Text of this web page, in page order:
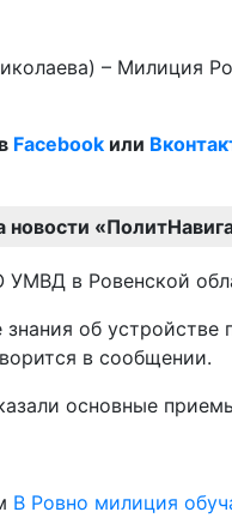
– Милиция
в Facebook или
в Ровенской
об
в сообщении.
основные
В Ровно милиция